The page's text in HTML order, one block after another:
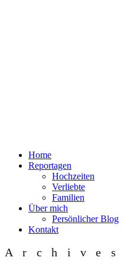
Home
Reportagen
Hochzeiten
Verliebte
Familien
Über mich
Persönlicher Blog
Kontakt
Archives